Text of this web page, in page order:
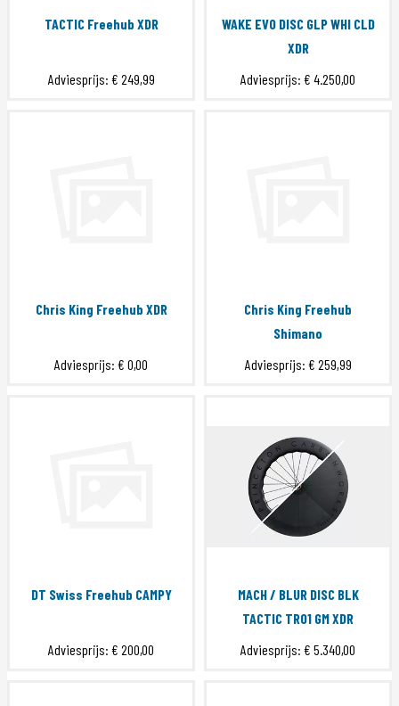
TACTIC Freehub XDR
Adviesprijs: € 249,99
WAKE EVO DISC GLP WHI CLD
XDR
Adviesprijs: € 4.250,00
Chris King Freehub XDR
Adviesprijs: € 0,00
Chris King Freehub
Shimano
Adviesprijs: € 259,99
DT Swiss Freehub CAMPY
Adviesprijs: € 200,00
MACH / BLUR DISC BLK
TACTIC TR01 GM XDR
Adviesprijs: € 5.340,00